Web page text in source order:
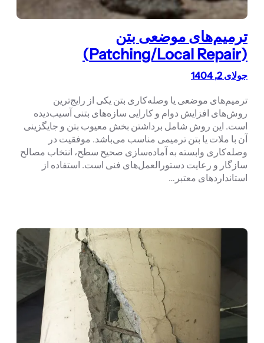
ترمیم‌های موضعی بتن
(Patching/Local Repair)
جولای 2, 1404
ترمیم‌های موضعی یا وصله‌کاری بتن یکی از رایج‌ترین
روش‌های افزایش دوام و کارایی سازه‌های بتنی آسیب‌دیده
است. این روش شامل برداشتن بخش معیوب بتن و جایگزینی
آن با ملات یا بتن ترمیمی مناسب می‌باشد. موفقیت در
وصله‌کاری وابسته به آماده‌سازی صحیح سطح، انتخاب مصالح
سازگار و رعایت دستورالعمل‌های فنی است. استفاده از
استانداردهای معتبر…